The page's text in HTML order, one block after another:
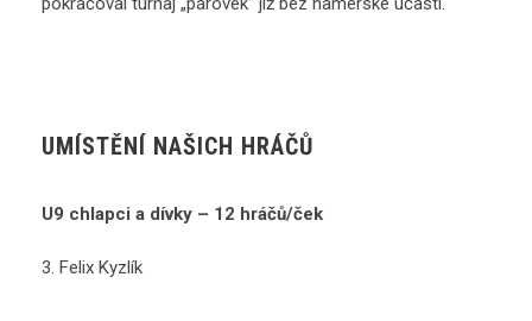
UMÍSTĚNÍ NAŠICH HRÁČŮ
U9 chlapci a dívky – 12 hráčů/ček
3. Felix Kyzlík